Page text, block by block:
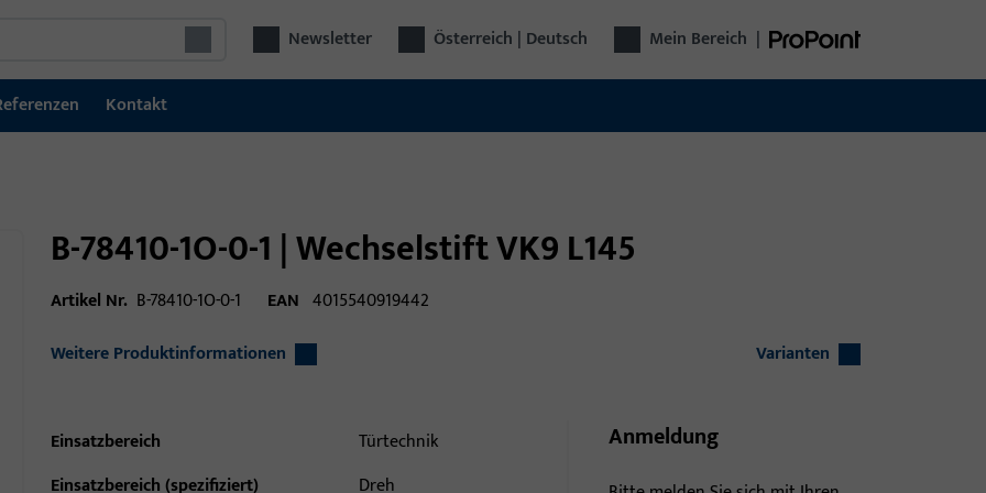
Newsletter Österreich | Deutsch Mein Bereich |
Kontakt
B-78410-1O-0-1 | Wechselstift VK9 L145
Artikel Nr. B-78410-1O-0-1 EAN 4015540919442
Weitere Produktinformationen
Varianten
Einsatzbereich
Türtechnik
Einsatzbereich (spezifiziert)
Dreh
Anmeldung